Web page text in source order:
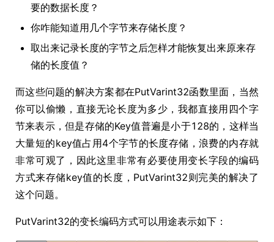
要的数据长度？
你咋能知道用几个字节来存储长度？
取出来记录长度的字节之后怎样才能恢复出来原来存
储的长度值？
而这些问题的解决方案都在PutVarint32函数里面，当然
你可以偷懒，直接无论长度为多少，我都直接用四个字
节来表示，但是存储的Key值普遍是小于128的，这样当
大量短的key值占用4个字节的长度存储，浪费的内存就
非常可观了，因此这里非常有必要使用变长字段的编码
方式来存储key值的长度，PutVarint32则完美的解决了
这个问题。
PutVarint32的变长编码方式可以用途表示如下：